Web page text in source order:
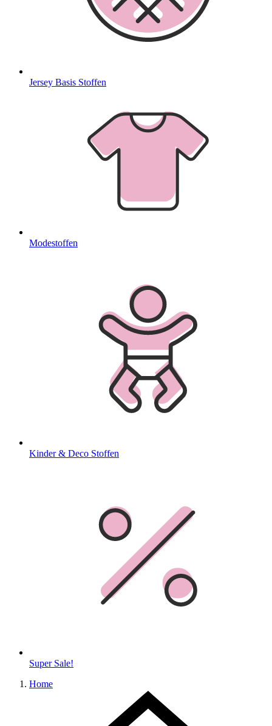
Jersey Basis Stoffen
Modestoffen
Kinder & Deco Stoffen
Super Sale!
Home